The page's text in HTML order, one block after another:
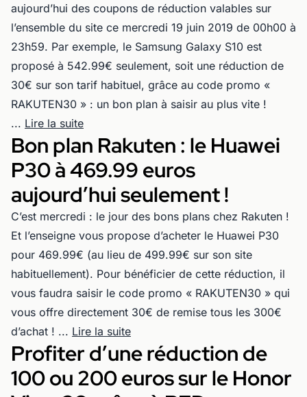
aujourd’hui des coupons de réduction valables sur
l’ensemble du site ce mercredi 19 juin 2019 de 00h00 à
23h59. Par exemple, le Samsung Galaxy S10 est
proposé à 542.99€ seulement, soit une réduction de
30€ sur son tarif habituel, grâce au code promo «
RAKUTEN30 » : un bon plan à saisir au plus vite !
... Lire la suite
Bon plan Rakuten : le Huawei
P30 à 469.99 euros
aujourd’hui seulement !
C’est mercredi : le jour des bons plans chez Rakuten !
Et l’enseigne vous propose d’acheter le Huawei P30
pour 469.99€ (au lieu de 499.99€ sur son site
habituellement). Pour bénéficier de cette réduction, il
vous faudra saisir le code promo « RAKUTEN30 » qui
vous offre directement 30€ de remise tous les 300€
d’achat ! ... Lire la suite
Profiter d’une réduction de
100 ou 200 euros sur le Honor